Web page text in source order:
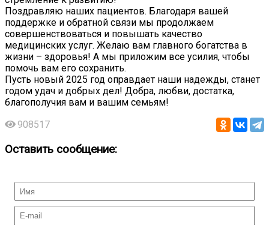
Поздравляю наших пациентов. Благодаря вашей
поддержке и обратной связи мы продолжаем
совершенствоваться и повышать качество
медицинских услуг. Желаю вам главного богатства в
жизни – здоровья! А мы приложим все усилия, чтобы
помочь вам его сохранить.
Пусть новый 2025 год оправдает наши надежды, станет
годом удач и добрых дел! Добра, любви, достатка,
благополучия вам и вашим семьям!
908517
Оставить сообщение: